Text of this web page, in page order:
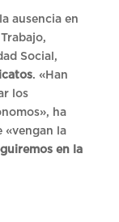
ausencia en
Social,
. «Han
los
ha
«vengan la
en la